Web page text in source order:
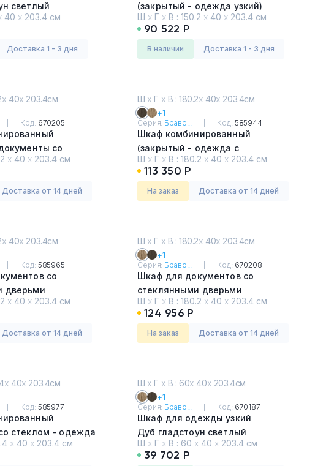
светлый
40 х 203.4 см
Доставка 1 - 3 дня
(закрытый - одежда узкий)
Дуб гладстоун светлый
Ш х Г х В : 150.2 х 40 х 203.4 см
90 522 Р
в наличии Доставка 1 - 3 дня
х 40х 203.4см
Код: 670205
со
светлый
х 40 х 203.4 см
Доставка от 14 дней
Ш х Г х В : 180.2х 40х 203.4см
+1
Серия: Браво... Код: 585944
Шкаф комбинированный
(закрытый - одежда с
дополнением)
Дуб гладстоун тёмный
Ш х Г х В : 180.2 х 40 х 203.4 см
113 350 Р
На заказ Доставка от 14 дней
х 40х 203.4см
Код: 585965
со
дверьми
тёмный
х 40 х 203.4 см
Доставка от 14 дней
Ш х Г х В : 180.2х 40х 203.4см
+1
Серия: Браво... Код: 670208
Шкаф для документов со
стеклянными дверьми
Дуб гладстоун светлый
Ш х Г х В : 180.2 х 40 х 203.4 см
124 956 Р
На заказ Доставка от 14 дней
х 40х 203.4см
Код: 585977
стеклом - одежда
со стеклом)
тёмный
х 40 х 203.4 см
Ш х Г х В : 60х 40х 203.4см
+1
Серия: Браво... Код: 670187
Шкаф для одежды узкий
Дуб гладстоун светлый
Ш х Г х В : 60 х 40 х 203.4 см
39 702 Р